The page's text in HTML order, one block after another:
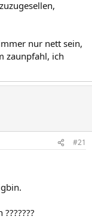
nur nett sein,
zaunpfahl, ich
#21